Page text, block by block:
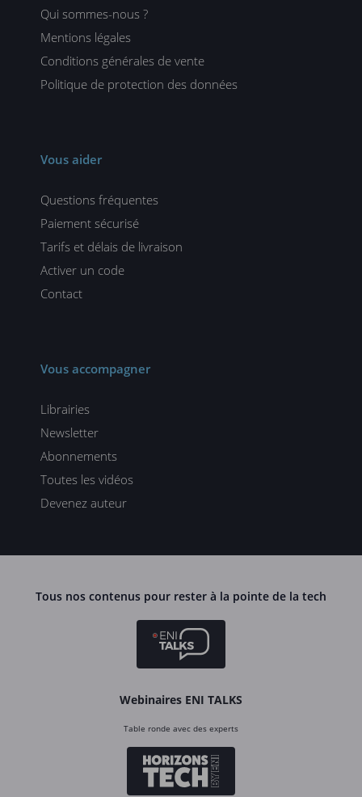
Qui sommes-nous ?
Mentions légales
Conditions générales de vente
Politique de protection des données
Vous aider
Questions fréquentes
Paiement sécurisé
Tarifs et délais de livraison
Activer un code
Contact
Vous accompagner
Librairies
Newsletter
Abonnements
Toutes les vidéos
Devenez auteur
Tous nos contenus pour rester à la pointe de la tech
Webinaires ENI TALKS
Table ronde avec des experts